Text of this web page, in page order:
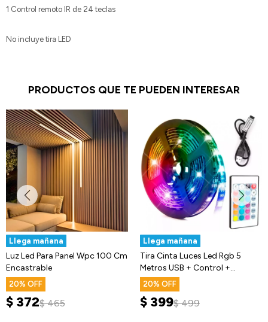
1 Control remoto IR de 24 teclas
No incluye tira LED
PRODUCTOS QUE TE PUEDEN INTERESAR
Llega mañana
Luz Led Para Panel Wpc 100 Cm
Encastrable
20
$ 372$ 465
Llega mañana
Tira Cinta Luces Led Rgb 5
Metros USB + Control +
Bluetooth
20
$ 399$ 499